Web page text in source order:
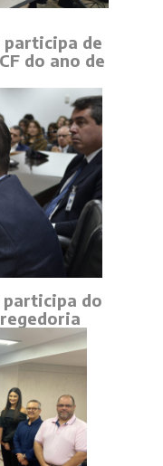
participa de
do ano de
participa do